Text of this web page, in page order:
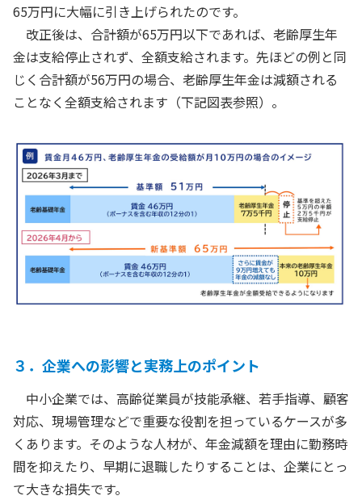
65万円に大幅に引き上げられたのです。
改正後は、合計額が65万円以下であれば、老齢厚生年
金は支給停止されず、全額支給されます。先ほどの例と同
じく合計額が56万円の場合、老齢厚生年金は減額される
ことなく全額支給されます（下記図表参照）。
３．企業への影響と実務上のポイント
中小企業では、高齢従業員が技能承継、若手指導、顧客
対応、現場管理などで重要な役割を担っているケースが多
くあります。そのような人材が、年金減額を理由に勤務時
間を抑えたり、早期に退職したりすることは、企業にとっ
て大きな損失です。